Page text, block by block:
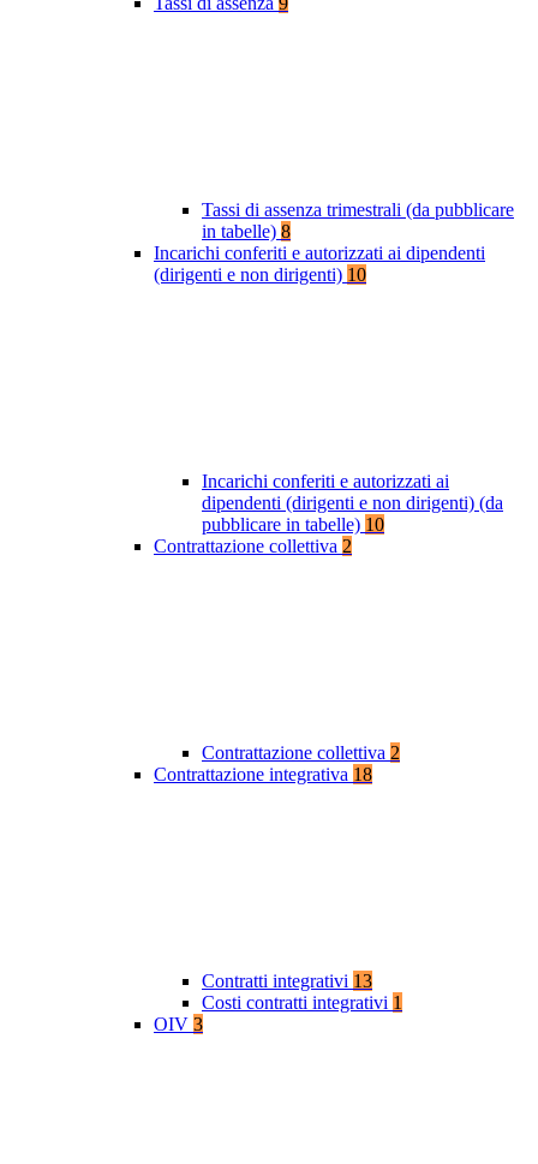
Tassi di assenza trimestrali (da pubblicare
in tabelle) 8
Incarichi conferiti e autorizzati ai dipendenti
(dirigenti e non dirigenti) 10
Incarichi conferiti e autorizzati ai
dipendenti (dirigenti e non dirigenti) (da
pubblicare in tabelle) 10
Contrattazione collettiva 2
Contrattazione collettiva 2
Contrattazione integrativa 18
Contratti integrativi 13
Costi contratti integrativi 1
OIV 3